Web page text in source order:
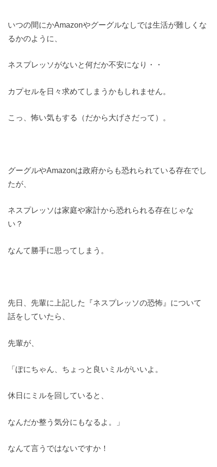
いつの間にかAmazonやグーグルなしでは生活が難しくな
るかのように、
ネスプレッソがないと何だか不安になり・・
カプセルを日々求めてしまうかもしれません。
こっ、怖い気もする（だから大げさだって）。
グーグルやAmazonは政府からも恐れられている存在でし
たが、
ネスプレッソは家庭や家計から恐れられる存在じゃな
い？
なんて勝手に思ってしまう。
先日、先輩に上記した『ネスプレッソの恐怖』について
話をしていたら、
先輩が、
「ぽにちゃん、ちょっと良いミルがいいよ。
休日にミルを回していると、
なんだか整う気分にもなるよ。」
なんて言うではないですか！